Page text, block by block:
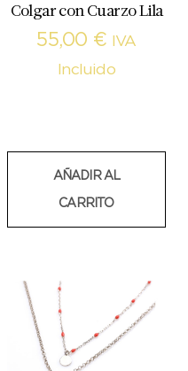
Colgar con Cuarzo Lila
55,00 €
IVA
Incluido
AÑADIR AL
CARRITO